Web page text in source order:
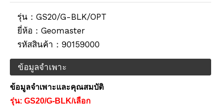
Waterproof Prism (5",silver-coated)
รุ่น： GS20/G-BLK/OPT
ยี่ห้อ： Geomaster
รหัสสินค้า： 90159000
ข้อมูลจำเพาะ
ข้อมูลจำเพาะและคุณสมบัติ
รุ่น: GS20/G-BLK/เลือก